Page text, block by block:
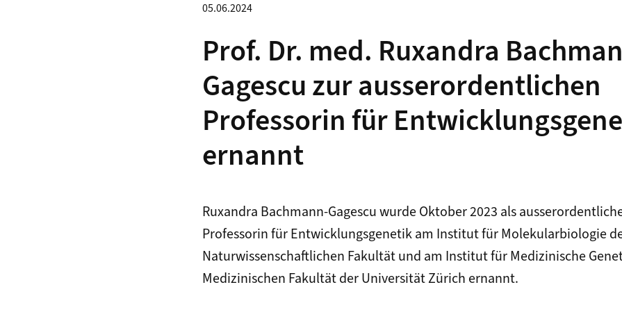
05.06.2024
Prof. Dr. med. Ruxandra
Gagescu zur ausserordentlichen
Professorin für
ernannt
Ruxandra Bachmann-Gagescu wurde Oktober 2023 als
Professorin für Entwicklungsgenetik am Institut für Molekularbiologie
Naturwissenschaftlichen Fakultät und am Institut für Medizinische
Medizinischen Fakultät der Universität Zürich ernannt.